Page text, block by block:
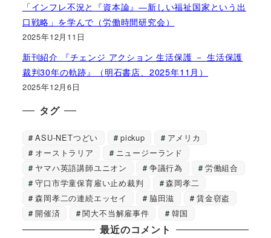
「インフレ不況と『資本論』―新しい福祉国家という出
口戦略」を学んで（労働時間研究会）
2025年12月11日
新刊紹介 『チェンジ アクション 生活保護 － 生活保護
裁判30年の軌跡』（明石書店、2025年11月）
2025年12月6日
タグ
ASU-NETつどい pickup
アメリカ
オーストラリア
ニュージーランド
ヤマハ英語講師ユニオン
争議行為
労働組合
守口市学童保育雇い止め裁判
森岡孝二
森岡孝二の連続エッセイ
脇田滋
賃金窃盗
開催済
関大不当解雇事件 韓国
最近のコメント